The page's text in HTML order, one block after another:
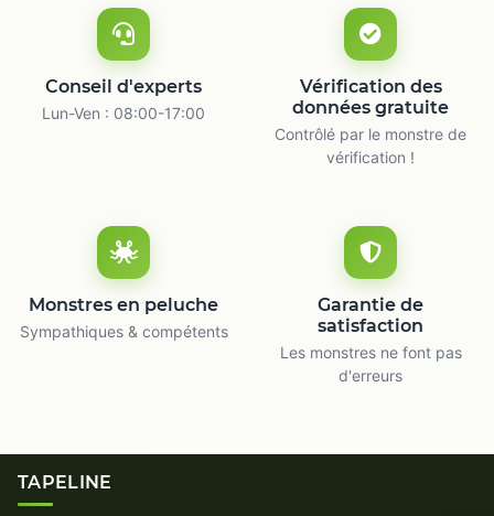
Conseil d'experts
Lun-Ven : 08:00-17:00
Vérification des
données gratuite
Contrôlé par le monstre de
vérification !
Monstres en peluche
Sympathiques & compétents
Garantie de
satisfaction
Les monstres ne font pas
d'erreurs
TAPELINE